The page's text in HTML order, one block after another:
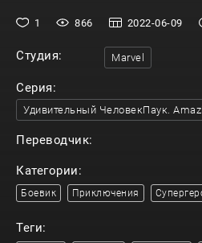
1 866 2022-06-09
Студия: Marvel
Серия:
Удивительный ЧеловекПаук.
Переводчик:
Категории:
Боевик Приключения
Теги: